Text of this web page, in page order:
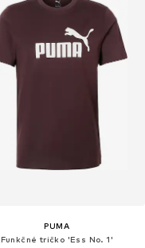
PUMA
Funkčné tričko 'Ess No. 1'